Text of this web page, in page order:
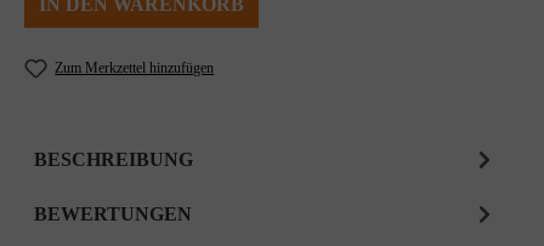
Zum Merkzettel hinzufügen
BESCHREIBUNG
BEWERTUNGEN